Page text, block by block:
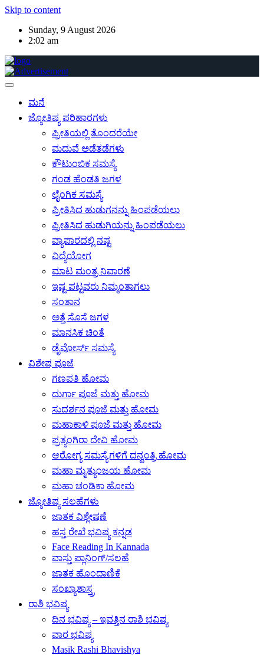
Skip to content
Sunday, 9 August 2026
2:02 am
ಮನೆ
ಜ್ಯೋತಿಷ್ಯ ಪರಿಹಾರಗಳು
ಪ್ರೀತಿಯಲ್ಲಿ ತೊಂದರೆಯೇ
ಮದುವೆ ಅಡೆತಡೆಗಳು
ಕೌಟುಂಬಿಕ ಸಮಸ್ಯೆ
ಗಂಡ ಹೆಂಡತಿ ಜಗಳ
ಲೈಂಗಿಕ ಸಮಸ್ಯೆ
ಪ್ರೀತಿಸಿದ ಹುಡುಗನನ್ನು ಹಿಂಪಡೆಯಲು
ಪ್ರೀತಿಸಿದ ಹುಡುಗಿಯನ್ನು ಹಿಂಪಡೆಯಲು
ವ್ಯಾಪಾರದಲ್ಲಿ ನಷ್ಟ
ವಿದ್ಯೆಯೋಗ
ಮಾಟ ಮಂತ್ರ ನಿವಾರಣೆ
ಇಷ್ಟ ಪಟ್ಟವರು ನಿಮ್ಮಂತಾಗಲು
ಸಂತಾನ
ಅತ್ತೆ ಸೊಸೆ ಜಗಳ
ಮಾನಸಿಕ ಚಿಂತೆ
ಡೈವೋರ್ಸ್ ಸಮಸ್ಯೆ
ವಿಶೇಷ ಪೂಜೆ
ಗಣಪತಿ ಹೋಮ
ದುರ್ಗಾ ಪೂಜೆ ಮತ್ತು ಹೋಮ
ಸುದರ್ಶನ ಪೂಜೆ ಮತ್ತು ಹೋಮ
ಮಹಾಕಾಳಿ ಪೂಜೆ ಮತ್ತು ಹೋಮ
ಪ್ರತ್ಯಂಗಿರಾ ದೇವಿ ಹೋಮ
ಆರೋಗ್ಯ ಸಮಸ್ಯೆಗಳಿಗೆ ದನ್ವಂತ್ರಿ ಹೋಮ
ಮಹಾ ಮೃತ್ಯುಂಜಯ ಹೋಮ
ಮಹಾ ಚಂಡಿಕಾ ಹೋಮ
ಜ್ಯೋತಿಷ್ಯ ಸಲಹೆಗಳು
ಜಾತಕ ವಿಶ್ಲೇಷಣೆ
ಹಸ್ತ ರೇಖೆ ಭವಿಷ್ಯ ಕನ್ನಡ
Face Reading In Kannada
ವಾಸ್ತು ಪ್ಲಾನಿಂಗ್/ಸಲಹೆ
ಜಾತಕ ಹೊಂದಾಣಿಕೆ
ಸಂಖ್ಯಾಶಾಸ್ತ್ರ
ರಾಶಿ ಭವಿಷ್ಯ
ದಿನ ಭವಿಷ್ಯ – ಇವತ್ತಿನ ರಾಶಿ ಭವಿಷ್ಯ
ವಾರ ಭವಿಷ್ಯ
Masik Rashi Bhavishya